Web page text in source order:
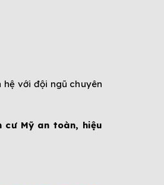
với đội ngũ chuyên
cư Mỹ an toàn, hiệu